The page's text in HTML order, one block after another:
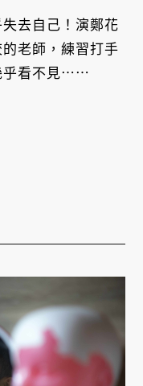
去自己！演鄭花
老師，練習打手
乎看不見⋯⋯